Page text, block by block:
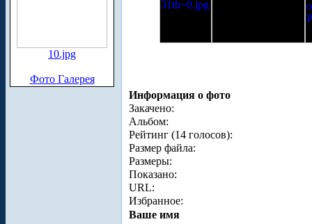
10.jpg
Фото Галерея
Информация о фото
Закачено:
Альбом:
Рейтинг (14 голосов):
Размер файла:
Размеры:
Показано:
URL:
Избранное:
Ваше имя